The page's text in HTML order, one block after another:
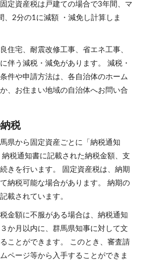
定資産税は戸建ての場合で3年間、マ
、2分の1に減額 ・減免し計算しま
住宅、耐震改修工事、省エネ工事、
伴う減税・減免があります。 減税・
件や申請方法は、各自治体のホーム
、お住まい地域の自治体へお問い合
税
県から固定資産ごとに「納税通知
税通知書に記載された納税金額、支
きを行います。 固定資産税は、納期
納税可能な場合があります。 納期の
載されています。
金額に不服がある場合は、納税通知
か月以内に、群馬県知事に対して文
ことができます。 このとき、審査請
ページ等から入手することができま